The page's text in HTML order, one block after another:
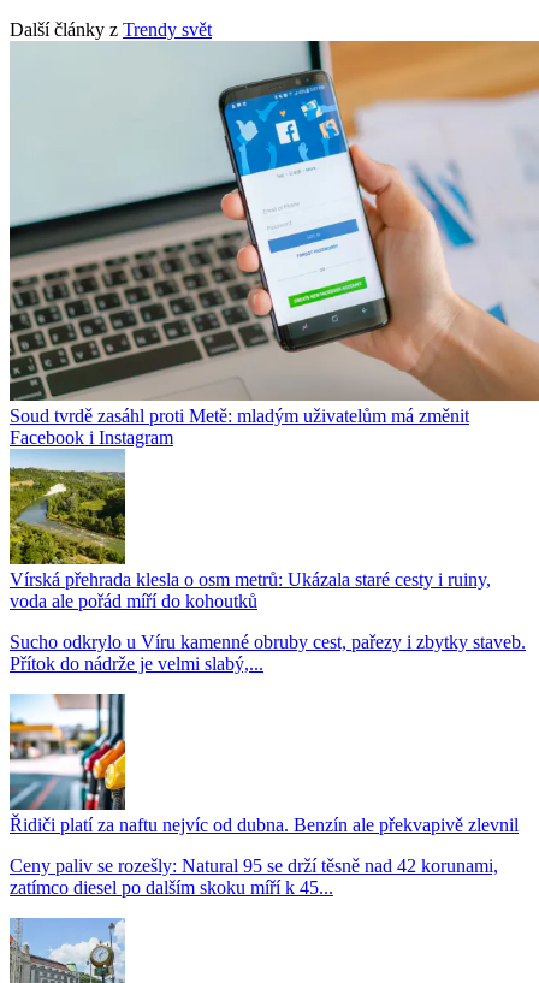
Další články z Trendy svět
Soud tvrdě zasáhl proti Metě: mladým uživatelům má změnit
Facebook i Instagram
Vírská přehrada klesla o osm metrů: Ukázala staré cesty i ruiny,
voda ale pořád míří do kohoutků
Sucho odkrylo u Víru kamenné obruby cest, pařezy i zbytky staveb.
Přítok do nádrže je velmi slabý,...
Řidiči platí za naftu nejvíc od dubna. Benzín ale překvapivě zlevnil
Ceny paliv se rozešly: Natural 95 se drží těsně nad 42 korunami,
zatímco diesel po dalším skoku míří k 45...